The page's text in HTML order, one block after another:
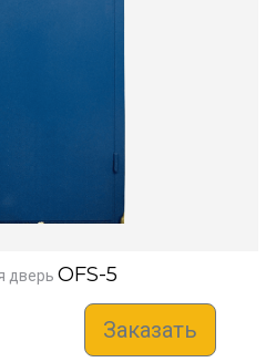
дверь OFS-5
Заказать